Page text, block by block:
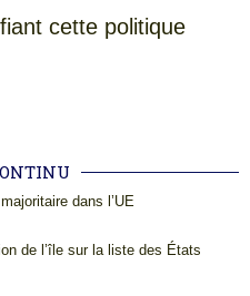
cette politique
dans l’UE
de l’île sur la liste des États